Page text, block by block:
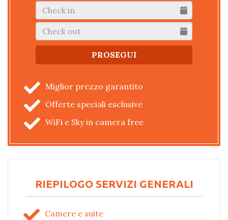
Miglior prezzo garantito
Offerte speciali esclusive
WiFi e Sky in camera free
RIEPILOGO SERVIZI GENERALI
Camere e suite